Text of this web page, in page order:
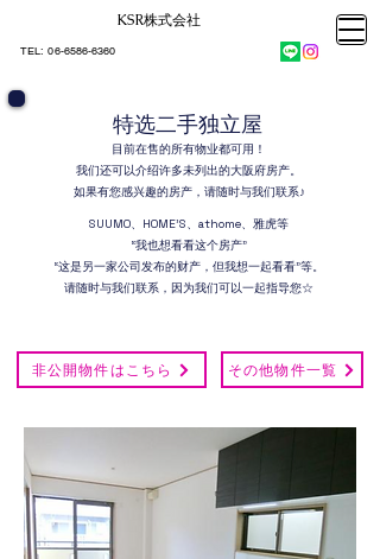
KSR株式会社​
​TEL:06-6586-6360
目前在售的所有物业都可用！
我们还可以介绍许多未列出的大阪府房产。
如果有您感兴趣的房产，请随时与我们联系♪
SUUMO、HOME'S、athome、雅虎等
“我也想看看这个房产”
“这是另一家公司发布的财产，但我想一起看看”等。
请随时与我们联系，因为我们可以一起指导您☆
特选二手独立屋
非公開物件はこちら その他物件一覧